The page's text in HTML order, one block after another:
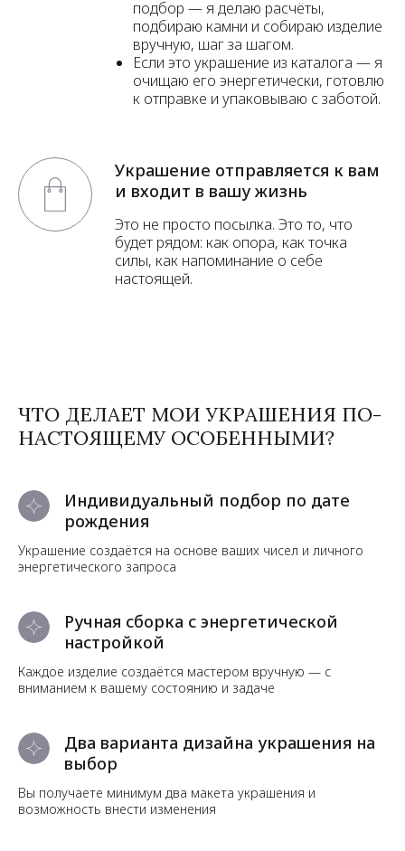
подбор — я делаю расчёты,
подбираю камни и собираю изделие
вручную, шаг за шагом.
Если это украшение из каталога — я
очищаю его энергетически, готовлю
к отправке и упаковываю с заботой.
Украшение отправляется к вам
и входит в вашу жизнь
Это не просто посылка. Это то, что
будет рядом: как опора, как точка
силы, как напоминание о себе
настоящей.
ЧТО ДЕЛАЕТ МОИ УКРАШЕНИЯ ПО-
НАСТОЯЩЕМУ ОСОБЕННЫМИ?
Индивидуальный подбор по дате
рождения
Украшение создаётся на основе ваших чисел и личного
энергетического запроса
Ручная сборка с энергетической
настройкой
Каждое изделие создаётся мастером вручную — с
вниманием к вашему состоянию и задаче
Два варианта дизайна украшения на
выбор
Вы получаете минимум два макета украшения и
возможность внести изменения